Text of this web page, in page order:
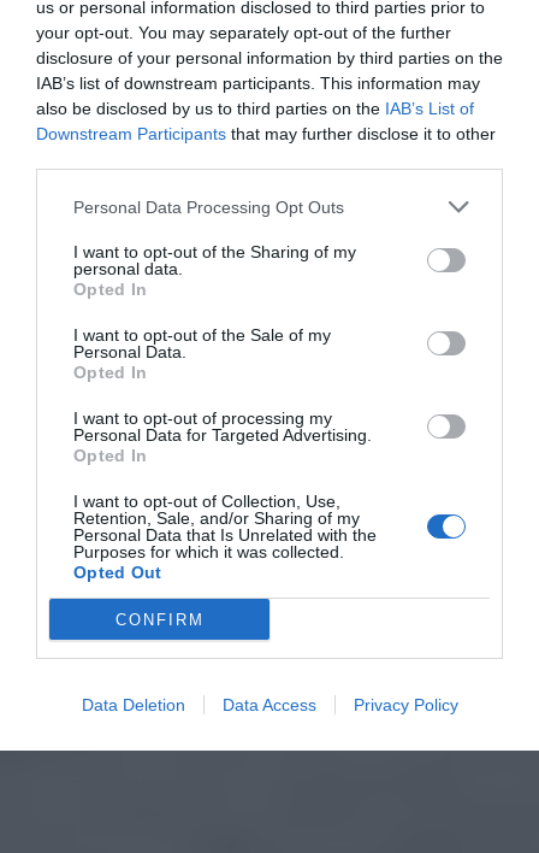
us or personal information disclosed to third parties prior to
your opt-out. You may separately opt-out of the further
disclosure of your personal information by third parties on the
IAB’s list of downstream participants. This information may
also be disclosed by us to third parties on the IAB’s List of
Downstream Participants that may further disclose it to other
Personal Data Processing Opt Outs
I want to opt-out of the Sharing of my
personal data.
Opted In
I want to opt-out of the Sale of my
Personal Data.
Opted In
I want to opt-out of processing my
Personal Data for Targeted Advertising.
Opted In
I want to opt-out of Collection, Use,
Retention, Sale, and/or Sharing of my
Personal Data that Is Unrelated with the
Purposes for which it was collected.
Opted Out
CONFIRM
Data Deletion Data Access Privacy Policy